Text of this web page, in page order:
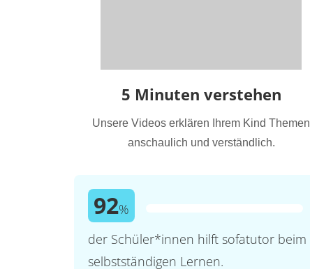
5 Minuten verstehen
Unsere Videos erklären Ihrem Kind Themen
anschaulich und verständlich.
92%
der Schüler*innen hilft sofatutor beim
selbstständigen Lernen.